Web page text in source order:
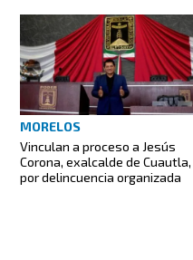
MORELOS
Vinculan a proceso a Jesús
Corona, exalcalde de Cuautla,
por delincuencia organizada